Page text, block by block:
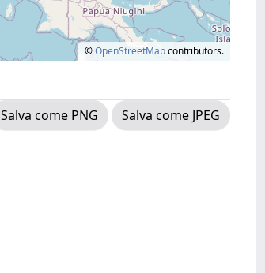
©OpenStreetMapcontributors.
Salva come PNG
Salva come JPEG